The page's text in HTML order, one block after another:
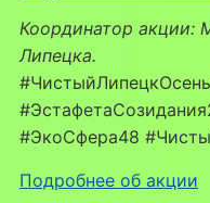
Координатор акции:
Липецка.
#ЭкоСфера48
Подробнее об акции